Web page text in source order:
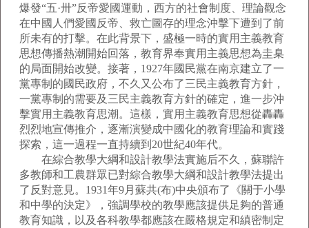
爆發“五·卅”反帝愛國運動，西方的社會制度、理論觀念
在中國人們愛國反帝、救亡圖存的理念沖擊下遭到了前
所未有的打擊。在此背景下，盛極一時的實用主義教育
思想傳播熱潮開始回落，教育界奉實用主義思想為圭臬
的局面開始改變。接著，1927年國民黨在南京建立了一
黨專制的國民政府，不久又公布了三民主義教育方針，
一黨專制的需要及三民主義教育方針的確定，進一步沖
擊實用主義教育思潮。這樣，實用主義教育思想從轟轟
烈烈地宣傳推介，逐漸演變成中國化的教育理論和實踐
探索，這一過程一直持續到20世紀40年代。
在綜合教學大綱和設計教學法實施后不久，蘇聯許
多教師和工農群眾已對綜合教學大綱和設計教學法提出
了反對意見。1931年9月蘇共(布)中央頒布了《關于小學
和中學的決定》，強調學校的教學應該提供足夠的普通
教育知識，以及各科教學都應該在嚴格規定和縝密制定